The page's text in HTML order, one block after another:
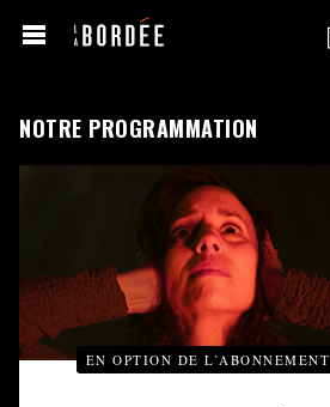
NOTRE PROGRAMMATION
EN OPTION DE L’ABONNEMENT